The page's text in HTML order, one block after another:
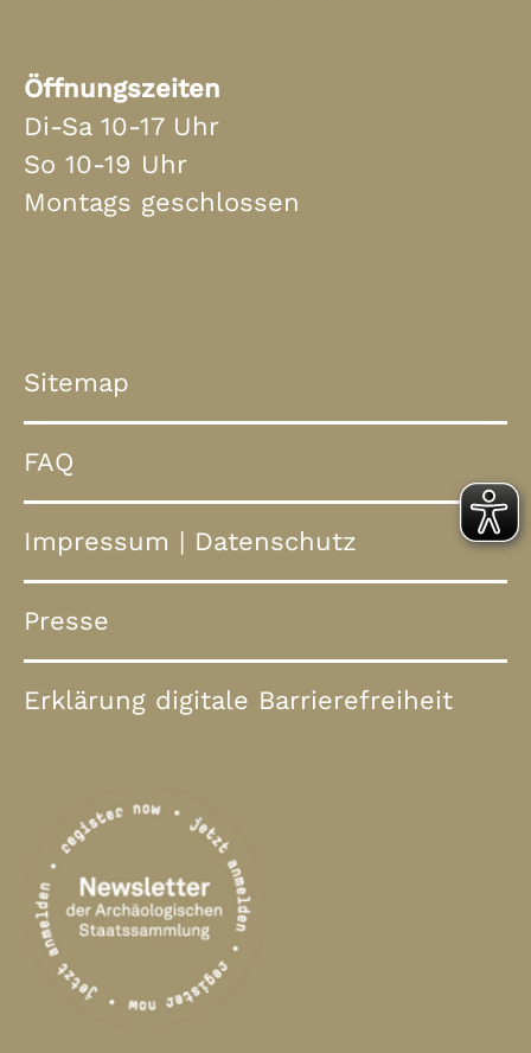
Öffnungszeiten
Di-Sa 10-17 Uhr
So 10-19 Uhr
Montags geschlossen
Sitemap
FAQ
Impressum | Datenschutz
Presse
Erklärung digitale Barrierefreiheit